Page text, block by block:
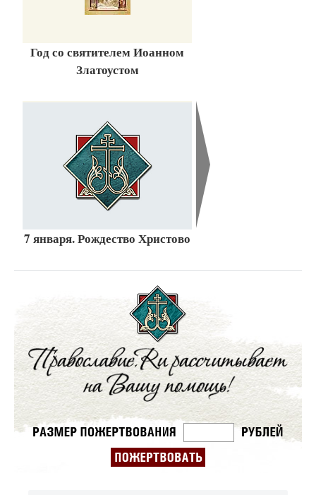
Год со святителем Иоанном
Златоустом
7 января. Рождество Христово